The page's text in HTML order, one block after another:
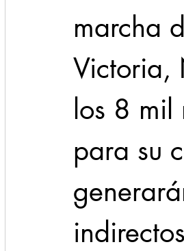
marcha
Victoria,
los 8
para su